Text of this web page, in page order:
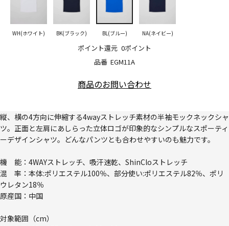
品番 EGM11A
ポイント還元 0ポイント
WH(ホワイト) BK(ブラック) BL(ブルー) NA(ネイビー)
商品のお問い合わせ
縦、横の4方向に伸縮する4wayストレッチ素材の半袖モックネックシャ
ツ。正面と左肩にあしらった立体ロゴが印象的なシンプルなスポーティ
ーデザインシャツ。どんなパンツとも合わせやすいのも魅力です。
機 能：4WAYストレッチ、吸汗速乾、ShinCloストレッチ
混 率：本体:ポリエステル100％、部分使い:ポリエステル82％、ポリ
ウレタン18％
原産国：中国
対象範囲（cm）